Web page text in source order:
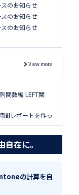
のお知らせ
のお知らせ
のお知らせ
View more
関数編 LEFT関
間レポートを作っ
インでCONTAINS
在に。
の計算を自